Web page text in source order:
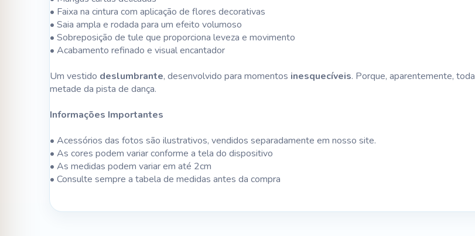
• Faixa na cintura com aplicação de flores decorativas
• Saia ampla e rodada para um efeito volumoso
• Sobreposição de tule que proporciona leveza e movimento
• Acabamento refinado e visual encantador
Um vestido deslumbrante, desenvolvido para momentos inesquecíveis. Porque, aparentemente, toda
metade da pista de dança.
Informações Importantes
• Acessórios das fotos são ilustrativos, vendidos separadamente em nosso site.
• As cores podem variar conforme a tela do dispositivo
• As medidas podem variar em até 2cm
• Consulte sempre a tabela de medidas antes da compra